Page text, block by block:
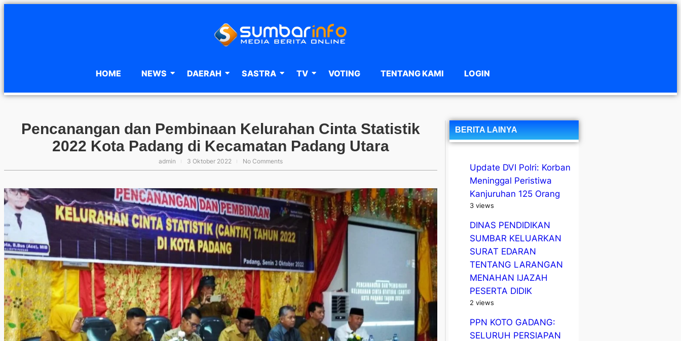
HOME NEWS DAERAH SASTRA TV VOTING TENTANG KAMI LOGIN
Pencanangan dan Pembinaan Kelurahan Cinta Statistik
2022 Kota Padang di Kecamatan Padang Utara
admin 3 Oktober 2022 No Comments
BERITA LAINYA
Update DVI Polri: Korban
Meninggal Peristiwa
Kanjuruhan 125 Orang
3 views
DINAS PENDIDIKAN
SUMBAR KELUARKAN
SURAT EDARAN
TENTANG LARANGAN
MENAHAN IJAZAH
PESERTA DIDIK
2 views
PPN KOTO GADANG:
SELURUH PERSIAPAN